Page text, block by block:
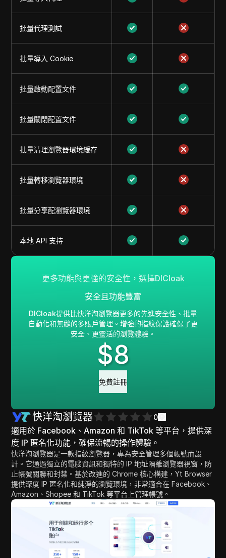
批量代理測試
批量導入 Cookie
批量啟動配置文件
批量關閉配置文件
批量清理瀏覽器環境緩存
批量轉移瀏覽器環境
批量分享配瀏覽器環境
本地 API 支持
更多功能與更強的安全性，選擇DICloak
安全且功能豐富
DICloak提供比快洋淘瀏覽器更多的先進安全性、批量
自動化和無縫的多賬戶管理。增強的指紋保護確保了更
安全、更靈活的瀏覽體驗。
$8
免費註冊
快洋淘瀏覽器 0
適用於 Facebook、Amazon 和 TikTok 等平台，提供深
度 IP 匿名化功能，確保流暢的操作體驗。
快洋淘瀏覽器是一款指紋瀏覽器，專為安全管理多個帳號而設
計。它通過獨立的電腦資訊和獨特的 IP 地址隔離瀏覽器視窗，防
止帳號關聯和封禁。基於改進的 Chrome 核心構建，Yt Browser
提供深度 IP 匿名化和純淨的瀏覽環境，非常適合在 Facebook、
Amazon、Shopee 和 TikTok 等平台上管理帳號。